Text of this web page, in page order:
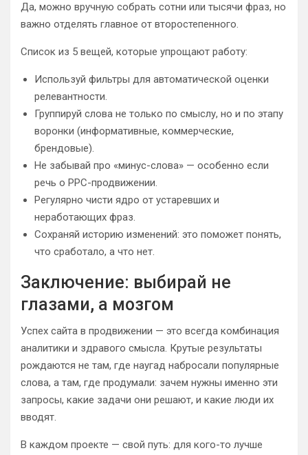
Да, можно вручную собрать сотни или тысячи фраз, но
важно отделять главное от второстепенного.
Список из 5 вещей, которые упрощают работу:
Используй фильтры для автоматической оценки
релевантности.
Группируй слова не только по смыслу, но и по этапу
воронки (информативные, коммерческие,
брендовые).
Не забывай про «минус-слова» — особенно если
речь о PPC-продвижении.
Регулярно чисти ядро от устаревших и
неработающих фраз.
Сохраняй историю изменений: это поможет понять,
что сработало, а что нет.
Заключение: выбирай не
глазами, а мозгом
Успех сайта в продвижении — это всегда комбинация
аналитики и здравого смысла. Крутые результаты
рождаются не там, где наугад набросали популярные
слова, а там, где продумали: зачем нужны именно эти
запросы, какие задачи они решают, и какие люди их
вводят.
В каждом проекте — свой путь: для кого-то лучше